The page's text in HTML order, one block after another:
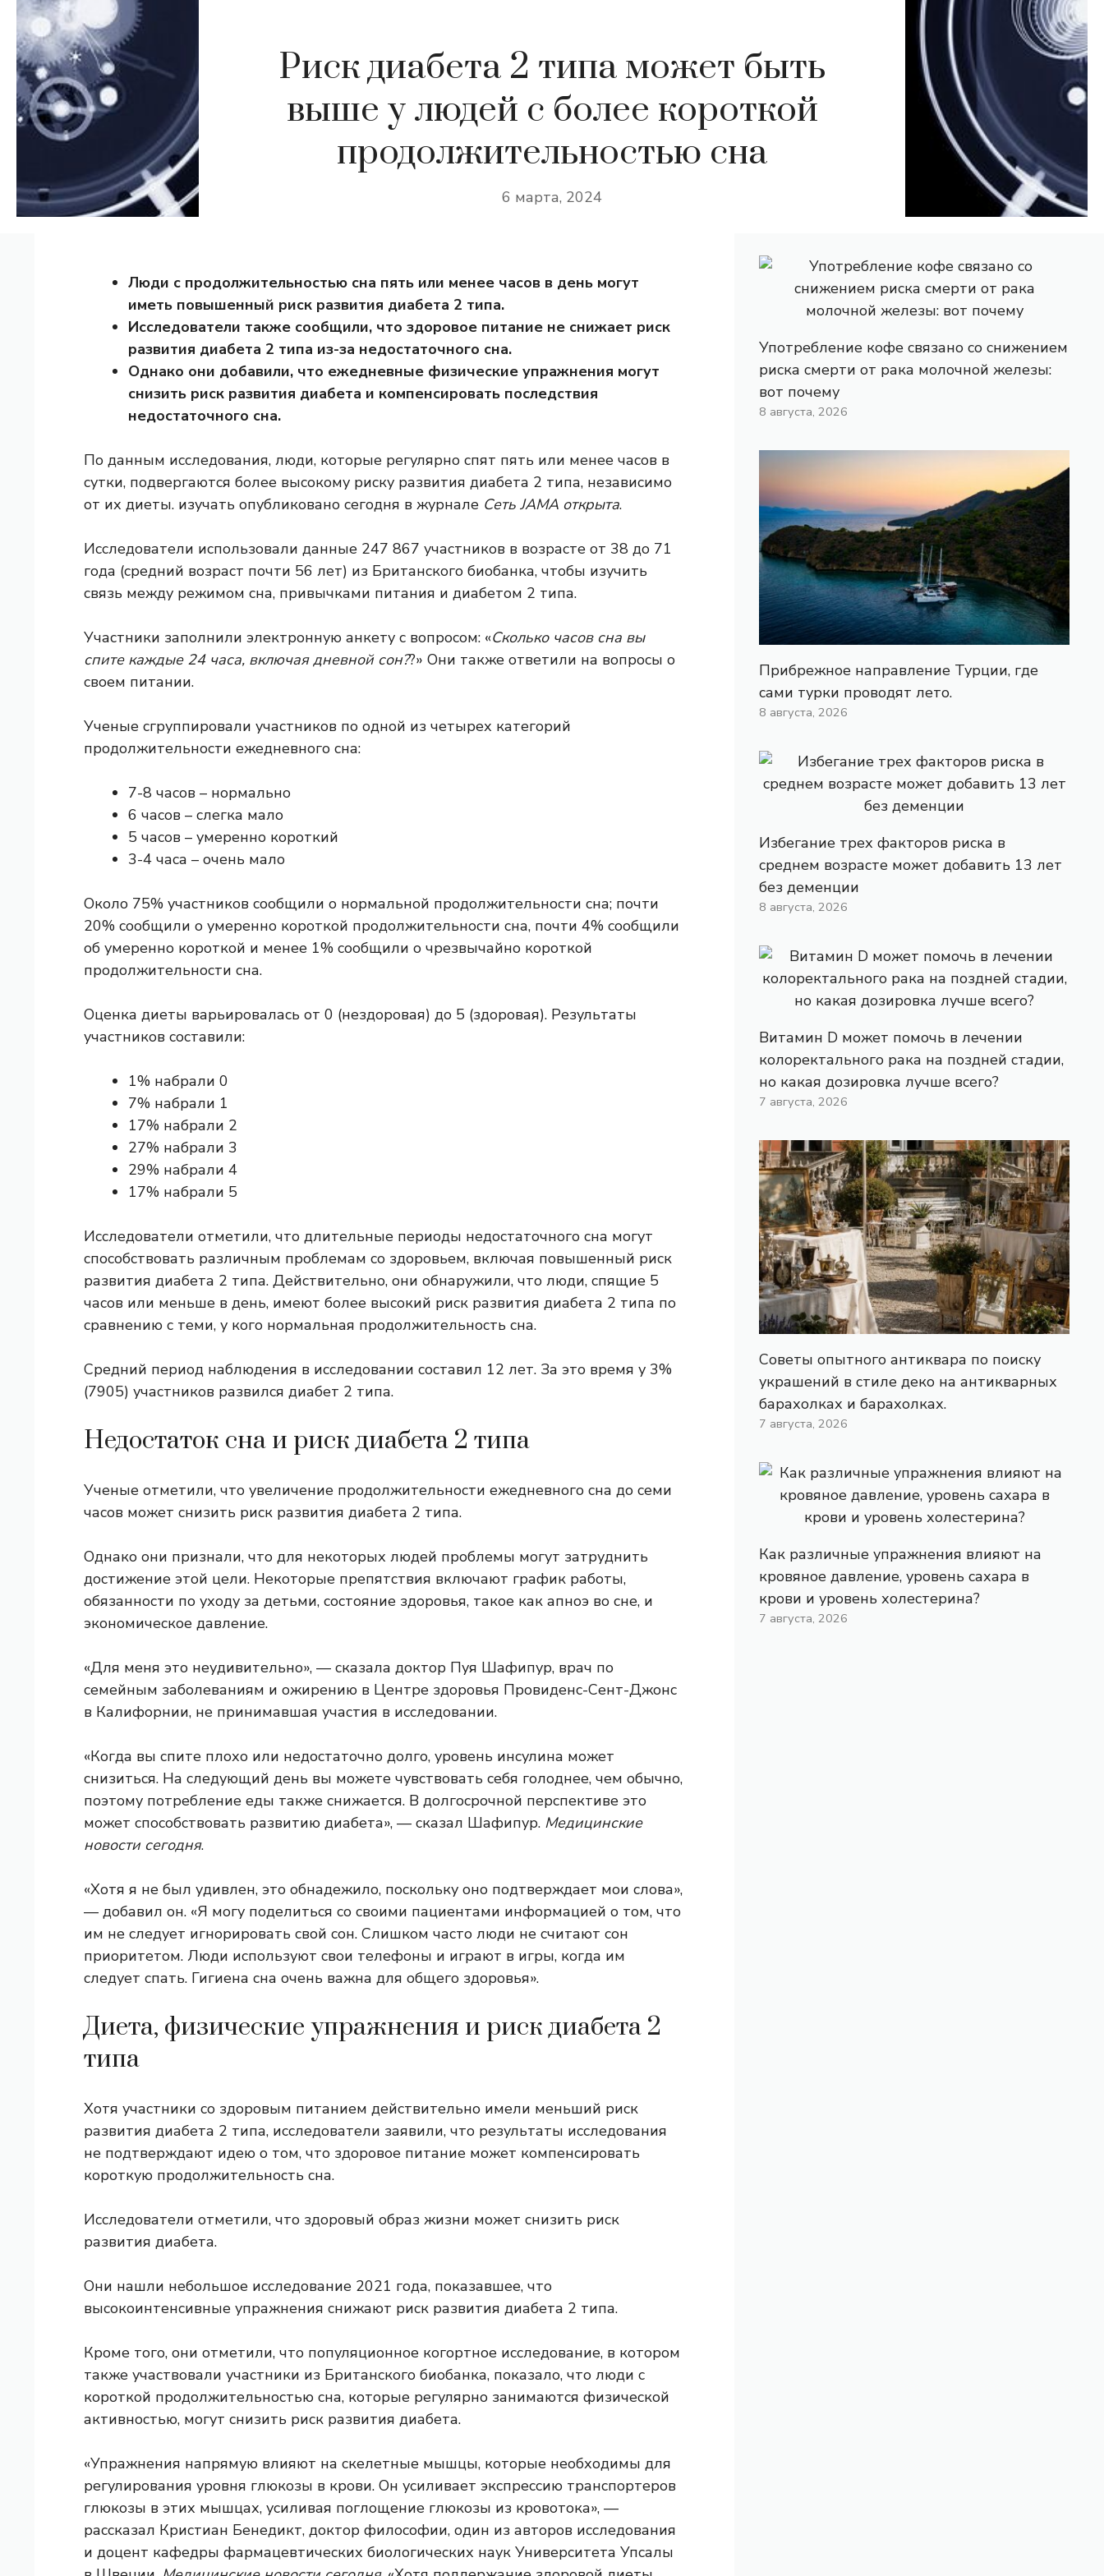
Риск диабета 2 типа может быть
выше у людей с более короткой
продолжительностью сна
6 марта, 2024
Люди с продолжительностью сна пять или менее часов в день могут
иметь повышенный риск развития диабета 2 типа.
Исследователи также сообщили, что здоровое питание не снижает риск
развития диабета 2 типа из-за недостаточного сна.
Однако они добавили, что ежедневные физические упражнения могут
снизить риск развития диабета и компенсировать последствия
недостаточного сна.
По данным исследования, люди, которые регулярно спят пять или менее часов в
сутки, подвергаются более высокому риску развития диабета 2 типа, независимо
от их диеты. изучать опубликовано сегодня в журнале Сеть JAMA открыта.
Исследователи использовали данные 247 867 участников в возрасте от 38 до 71
года (средний возраст почти 56 лет) из Британского биобанка, чтобы изучить
связь между режимом сна, привычками питания и диабетом 2 типа.
Участники заполнили электронную анкету с вопросом: «Сколько часов сна вы
спите каждые 24 часа, включая дневной сон??» Они также ответили на вопросы о
своем питании.
Ученые сгруппировали участников по одной из четырех категорий
продолжительности ежедневного сна:
7-8 часов – нормально
6 часов – слегка мало
5 часов – умеренно короткий
3-4 часа – очень мало
Около 75% участников сообщили о нормальной продолжительности сна; почти
20% сообщили о умеренно короткой продолжительности сна, почти 4% сообщили
об умеренно короткой и менее 1% сообщили о чрезвычайно короткой
продолжительности сна.
Оценка диеты варьировалась от 0 (нездоровая) до 5 (здоровая). Результаты
участников составили:
1% набрали 0
7% набрали 1
17% набрали 2
27% набрали 3
29% набрали 4
17% набрали 5
Исследователи отметили, что длительные периоды недостаточного сна могут
способствовать различным проблемам со здоровьем, включая повышенный риск
развития диабета 2 типа. Действительно, они обнаружили, что люди, спящие 5
часов или меньше в день, имеют более высокий риск развития диабета 2 типа по
сравнению с теми, у кого нормальная продолжительность сна.
Средний период наблюдения в исследовании составил 12 лет. За это время у 3%
(7905) участников развился диабет 2 типа.
Недостаток сна и риск диабета 2 типа
Ученые отметили, что увеличение продолжительности ежедневного сна до семи
часов может снизить риск развития диабета 2 типа.
Однако они признали, что для некоторых людей проблемы могут затруднить
достижение этой цели. Некоторые препятствия включают график работы,
обязанности по уходу за детьми, состояние здоровья, такое как апноэ во сне, и
экономическое давление.
«Для меня это неудивительно», — сказала доктор Пуя Шафипур, врач по
семейным заболеваниям и ожирению в Центре здоровья Провиденс-Сент-Джонс
в Калифорнии, не принимавшая участия в исследовании.
«Когда вы спите плохо или недостаточно долго, уровень инсулина может
снизиться. На следующий день вы можете чувствовать себя голоднее, чем обычно,
поэтому потребление еды также снижается. В долгосрочной перспективе это
может способствовать развитию диабета», — сказал Шафипур. Медицинские
новости сегодня.
«Хотя я не был удивлен, это обнадежило, поскольку оно подтверждает мои слова»,
— добавил он. «Я могу поделиться со своими пациентами информацией о том, что
им не следует игнорировать свой сон. Слишком часто люди не считают сон
приоритетом. Люди используют свои телефоны и играют в игры, когда им
следует спать. Гигиена сна очень важна для общего здоровья».
Диета, физические упражнения и риск диабета 2
типа
Хотя участники со здоровым питанием действительно имели меньший риск
развития диабета 2 типа, исследователи заявили, что результаты исследования
не подтверждают идею о том, что здоровое питание может компенсировать
короткую продолжительность сна.
Исследователи отметили, что здоровый образ жизни может снизить риск
развития диабета.
Они нашли небольшое исследование 2021 года, показавшее, что
высокоинтенсивные упражнения снижают риск развития диабета 2 типа.
Кроме того, они отметили, что популяционное когортное исследование, в котором
также участвовали участники из Британского биобанка, показало, что люди с
короткой продолжительностью сна, которые регулярно занимаются физической
активностью, могут снизить риск развития диабета.
«Упражнения напрямую влияют на скелетные мышцы, которые необходимы для
регулирования уровня глюкозы в крови. Он усиливает экспрессию транспортеров
глюкозы в этих мышцах, усиливая поглощение глюкозы из кровотока», —
рассказал Кристиан Бенедикт, доктор философии, один из авторов исследования
и доцент кафедры фармацевтических биологических наук Университета Упсалы
Употребление кофе связано со снижением
риска смерти от рака молочной железы:
вот почему
8 августа, 2026
Прибрежное направление Турции, где
сами турки проводят лето.
8 августа, 2026
Избегание трех факторов риска в
среднем возрасте может добавить 13 лет
без деменции
8 августа, 2026
Витамин D может помочь в лечении
колоректального рака на поздней стадии,
но какая дозировка лучше всего?
7 августа, 2026
Советы опытного антиквара по поиску
украшений в стиле деко на антикварных
барахолках и барахолках.
7 августа, 2026
Как различные упражнения влияют на
кровяное давление, уровень сахара в
крови и уровень холестерина?
7 августа, 2026